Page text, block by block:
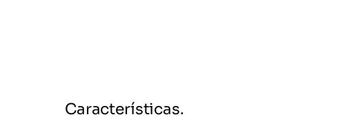
Características.